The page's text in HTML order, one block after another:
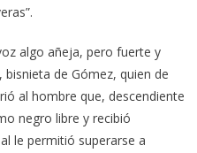
algo añeja, pero fuerte y
de Gómez, quien de
al hombre que, descendiente
negro libre y recibió
le permitió superarse a